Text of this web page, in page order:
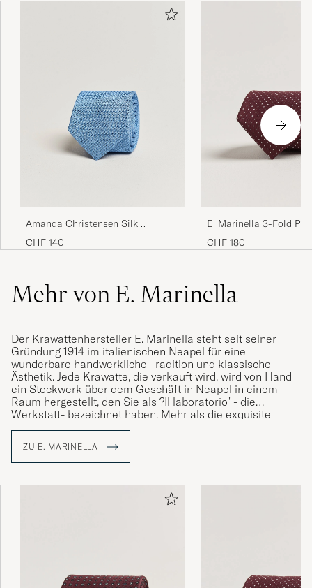
Amanda Christensen Silk
Grenadine 8 cm Tie Sky Blue
CHF 140
E. Marinella 3-Fold
Tie Burgundy
CHF 180
Mehr von E. Marinella
Der Krawattenhersteller E. Marinella steht seit seiner
Gründung 1914 im italienischen Neapel für eine
wunderbare handwerkliche Tradition und klassische
Ästhetik. Jede Krawatte, die verkauft wird, wird von Hand
ein Stockwerk über dem Geschäft in Neapel in einem
Raum hergestellt, den Sie als ?Il laboratorio" - die
Werkstatt- bezeichnet haben. Mehr als die exquisite
Handwerkskunst, aus der die Krawatten bestehen,
handbedrucktem Seidenstoff aus England bestehen.
Etwas, von dem man stolz sagen kann, dass es seit der
das Familienunternehmen von Alessandro Marinella, der
vierten Generation Marinella, geführt und zieht nach wie
ZU E. MARINELLA